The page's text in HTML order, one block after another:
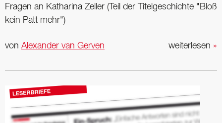
Fragen an Katharina Zeller (Teil der Titelgeschichte "Bloß
kein Patt mehr")
weiterlesen »
von Alexander van Gerven